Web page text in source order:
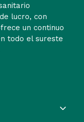
lucro, con
un continuo
todo el sureste